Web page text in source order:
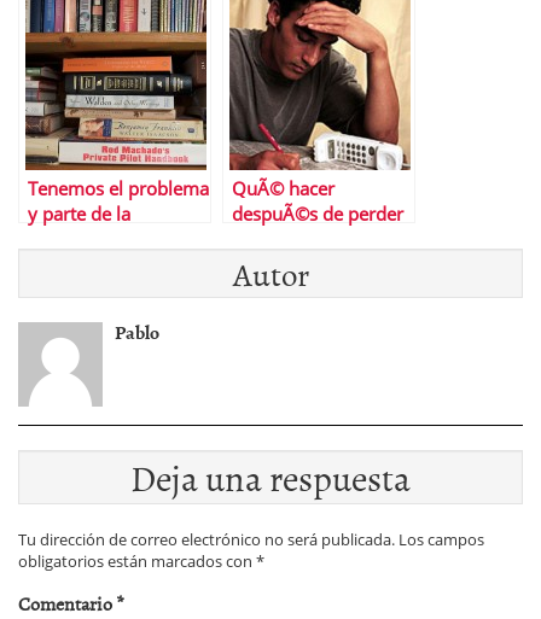
Tenemos el problema
y parte de la
QuÃ© hacer
despuÃ©s de perder
Autor
Pablo
Deja una respuesta
Tu dirección de correo electrónico no será publicada. Los campos
obligatorios están marcados con *
Comentario*